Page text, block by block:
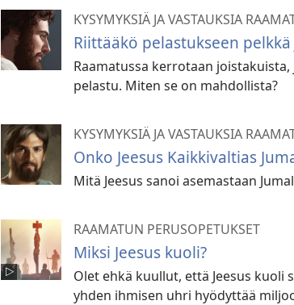
KYSYMYKSIÄ JA VASTAUKSIA
Riittääkö pelastukseen
Raamatussa kerrotaan
pelastu. Miten se on mahdollista?
KYSYMYKSIÄ JA VASTAUKSIA
Onko Jeesus Kaikkivaltias
Mitä Jeesus sanoi asemastaan
RAAMATUN PERUSOPETUKSET
Miksi Jeesus kuoli?
Olet ehkä kuullut, että Jeesus
yhden ihmisen uhri hyödyttää